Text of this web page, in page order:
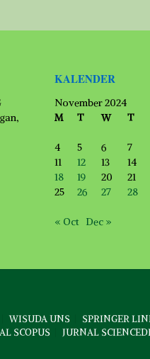
KALENDER
November 2024
M
T W T
4
5 6 7
11
12 13 14
18
19 20 21
25
26 27 28
« Oct Dec »
WISUDA UNS SPRINGER
SCOPUS
JURNAL